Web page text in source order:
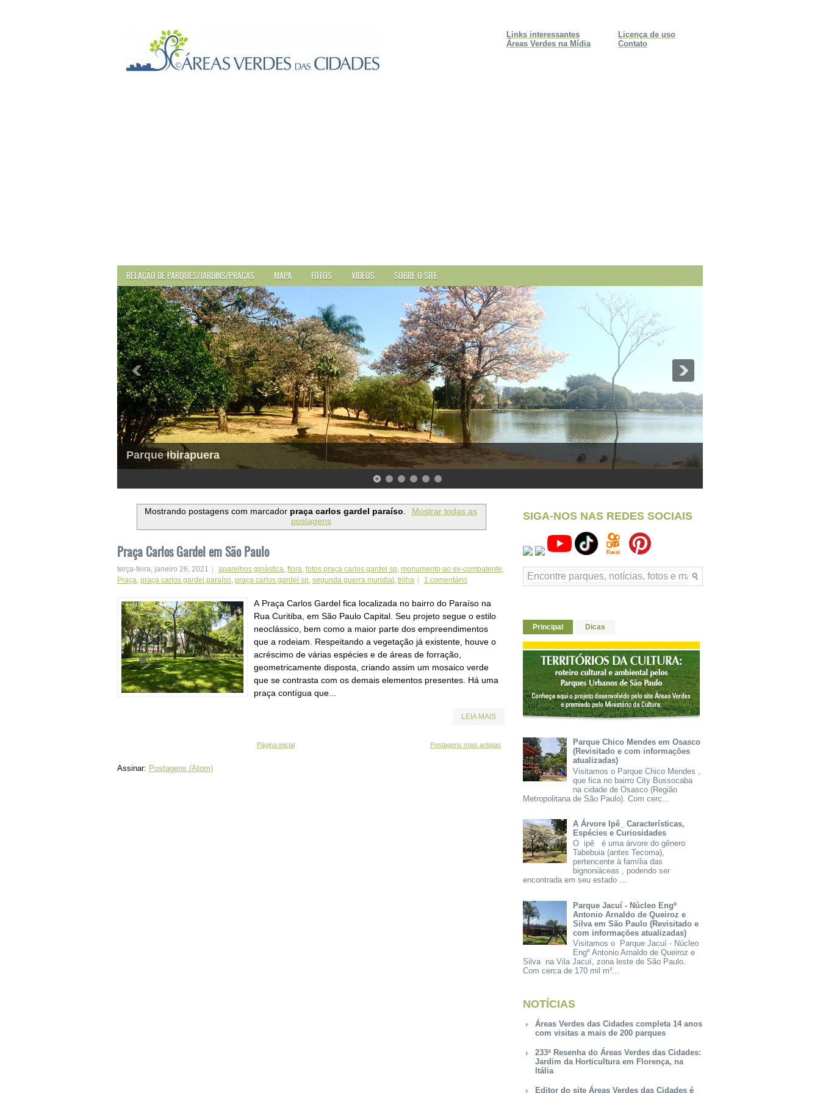
Licença de uso
Contato
Links interessantes
Áreas Verdes na Mídia
RELAÇÃO DE PARQUES/JARDINS/PRAÇAS MAPA FOTOS VÍDEOS SOBRE O SITE
Parque Ibirapuera
Mostrando postagens com marcador praça carlos gardel paraíso.
Mostrar todas as
postagens
Praça Carlos Gardel em São Paulo
terça-feira, janeiro 26, 2021 aparelhos ginástica flora fotos praça carlos gardel sp monumento ao ex-combatente
Praça praça carlos gardel paraíso praça carlos gardel sp segunda guerra mundial trilha 1 comentário
A Praça Carlos Gardel fica localizada no bairro do Paraíso na
Rua Curitiba, em São Paulo Capital. Seu projeto segue o estilo
neoclássico, bem como a maior parte dos empreendimentos
que a rodeiam. Respeitando a vegetação já existente, houve o
acréscimo de várias espécies e de áreas de forração,
geometricamente disposta, criando assim um mosaico verde
que se contrasta com os demais elementos presentes. Há uma
praça contígua que...
LEIA MAIS
Postagens mais antigas
Página inicial
Assinar: Postagens (Atom)
SIGA-NOS NAS REDES SOCIAIS
Principal Dicas
Parque Chico Mendes em Osasco
(Revisitado e com informações
atualizadas)
Visitamos o Parque Chico Mendes ,
que fica no bairro City Bussocaba
na cidade de Osasco (Região
Metropolitana de São Paulo). Com cerc...
A Árvore Ipê_ Características,
Espécies e Curiosidades
O ipê é uma árvore do gênero
Tabebuia (antes Tecoma),
pertencente à família das
bignoniáceas , podendo ser
encontrada em seu estado ...
Parque Jacuí - Núcleo Engº
Antonio Arnaldo de Queiroz e
Silva em São Paulo (Revisitado e
com informações atualizadas)
Visitamos o Parque Jacuí - Núcleo
Engº Antonio Arnaldo de Queiroz e
Silva na Vila Jacuí, zona leste de São Paulo.
Com cerca de 170 mil m²...
NOTÍCIAS
Áreas Verdes das Cidades completa 14 anos
com visitas a mais de 200 parques
233ª Resenha do Áreas Verdes das Cidades:
Jardim da Horticultura em Florença, na
Itália
Editor do site Áreas Verdes das Cidades é